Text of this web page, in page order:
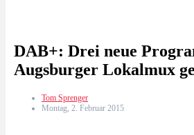
DAB+: Drei neue
Augsburger Lokalmux
Tom Sprenger
Montag, 2. Februar 2015